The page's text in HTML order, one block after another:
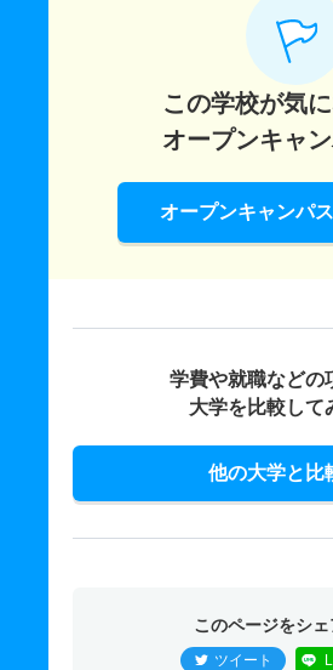
この学校が気
オープンキャン
オープンキャンパ
学費や就職などの
大学を比較して
他の大学と比
このページをシェ
ツイート